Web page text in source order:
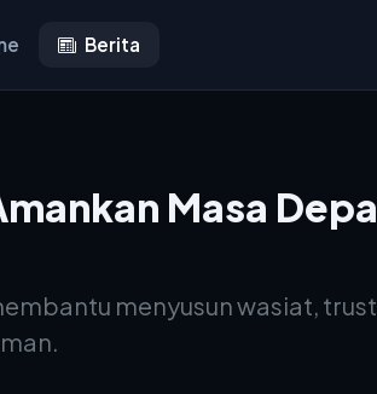
Berita
Masa
menyusun wasiat,